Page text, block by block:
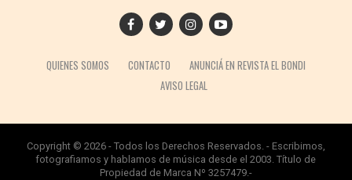
QUIENES SOMOS CONTACTO
ANUNCIÁ EN REVISTA EL BONDI
AVISO LEGAL
Copyright © 2026 - Todos los Derechos Reservados. - Escribimos,
fotografiamos y hablamos de música desde el 2003. Título de
Propiedad de Marca Nº 3257479.-